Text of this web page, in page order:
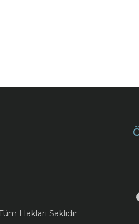
Hakları Saklıdır